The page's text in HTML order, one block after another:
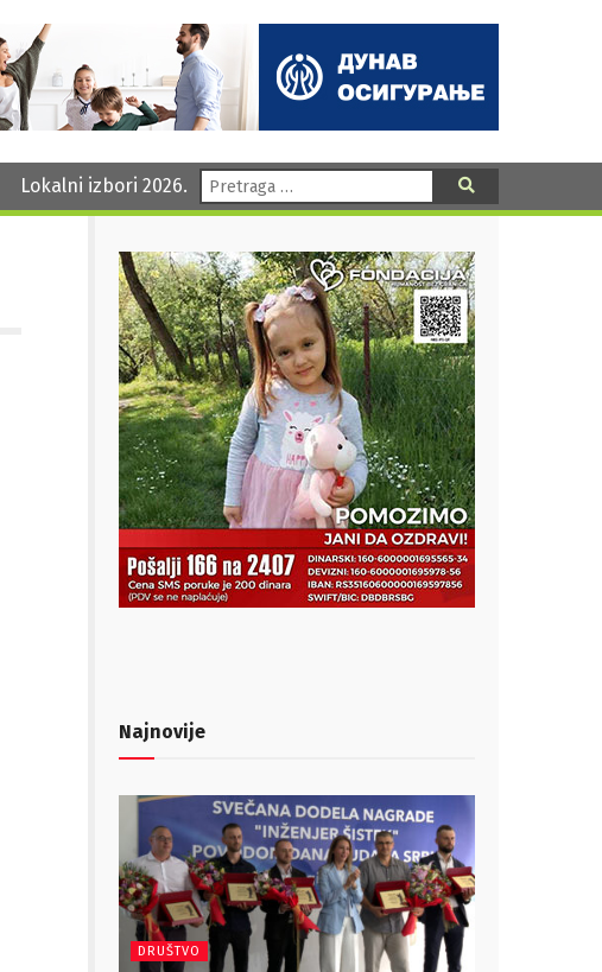
Lokalni izbori 2026. Pretraga:
Najnovije
DRUŠTVO